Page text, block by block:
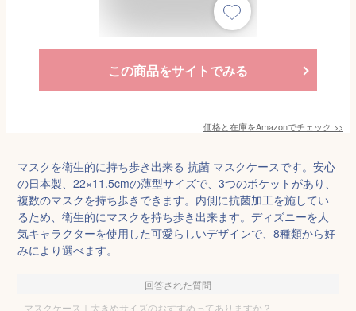
この商品をサイトでみる
価格と在庫をAmazonでチェック >>
マスクを衛生的に持ち歩き出来る 抗菌 マスクケースです。安心
の日本製、22×11.5cmの薄型サイズで、3つのポケットがあり、
複数のマスクを持ち歩きできます。内側に抗菌加工を施してい
るため、衛生的にマスクを持ち歩き出来ます。ディズニーを人
気キャラクターを使用した可愛らしいデザインで、8種類から好
みにより選べます。
回答された質問
マスクケース｜大きめサイズのおすすめってありますか？